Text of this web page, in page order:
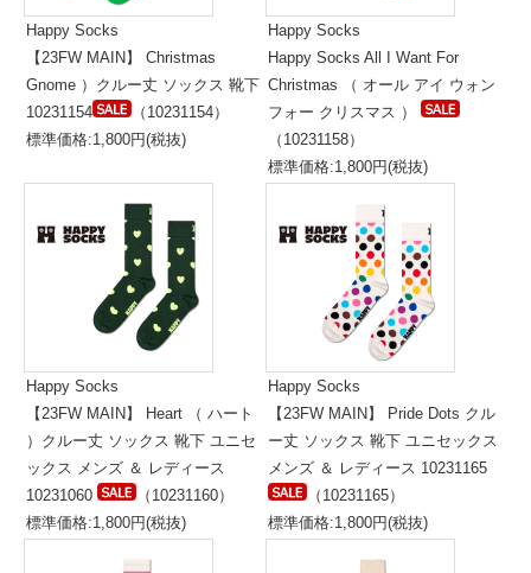
Happy Socks
【23FW MAIN】 Christmas
Gnome ）クルー丈 ソックス 靴下
10231154
（10231154）
標準価格:1,800円(税抜)
Happy Socks
Happy Socks All I Want For
Christmas （ オール アイ ウォン
フォー クリスマス ）
（10231158）
標準価格:1,800円(税抜)
Happy Socks
【23FW MAIN】 Heart （ ハート
）クルー丈 ソックス 靴下 ユニセ
ックス メンズ ＆ レディース
10231060
（10231160）
標準価格:1,800円(税抜)
Happy Socks
【23FW MAIN】 Pride Dots クル
ー丈 ソックス 靴下 ユニセックス
メンズ ＆ レディース 10231165
（10231165）
標準価格:1,800円(税抜)